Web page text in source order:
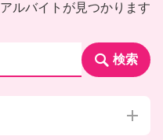
ルバイトが見つかります
検索